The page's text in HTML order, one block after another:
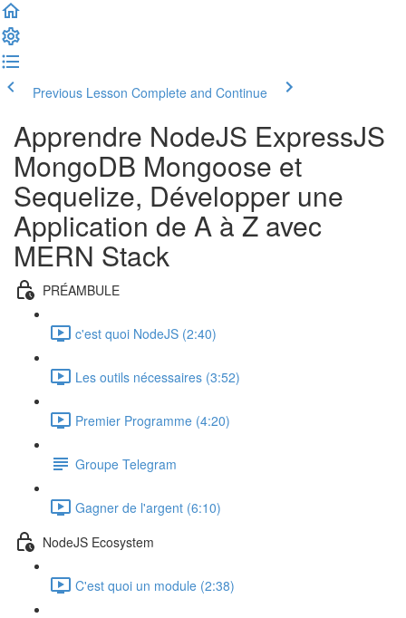
Previous Lesson Complete and Continue
Apprendre NodeJS ExpressJS
MongoDB Mongoose et
Sequelize, Développer une
Application de A à Z avec
MERN Stack
PRÉAMBULE
c'est quoi NodeJS (2:40)
Les outils nécessaires (3:52)
Premier Programme (4:20)
Groupe Telegram
Gagner de l'argent (6:10)
NodeJS Ecosystem
C'est quoi un module (2:38)